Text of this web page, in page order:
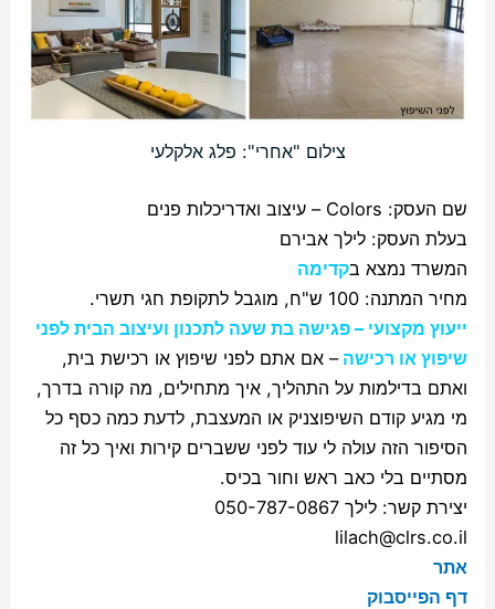
צילום "אחרי": פלג אלקלעי
שם העסק: Colors – עיצוב ואדריכלות פנים
בעלת העסק: לילך אבירם
המשרד נמצא בקדימה
מחיר המתנה: 100 ש"ח, מוגבל לתקופת חגי תשרי.
ייעוץ מקצועי – פגישה בת שעה לתכנון ועיצוב הבית לפני
שיפוץ או רכישה– אם אתם לפני שיפוץ או רכישת בית,
ואתם בדילמות על התהליך, איך מתחילים, מה קורה בדרך,
מי מגיע קודם השיפוצניק או המעצבת, לדעת כמה כסף כל
הסיפור הזה עולה לי עוד לפני ששברים קירות ואיך כל זה
מסתיים בלי כאב ראש וחור בכיס.
יצירת קשר: לילך 050-787-0867
lilach@clrs.co.il
אתר
דף הפייסבוק